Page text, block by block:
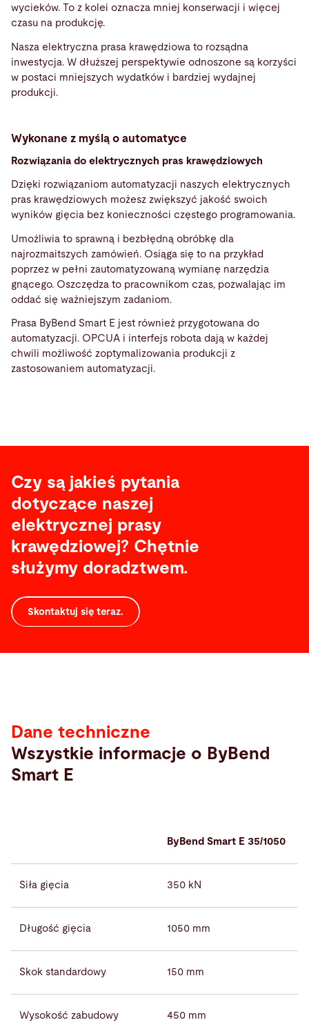
wycieków. To z kolei oznacza mniej konserwacji i więcej
czasu na produkcję.
Nasza elektryczna prasa krawędziowa to rozsądna
inwestycja. W dłuższej perspektywie odnoszone są korzyści
w postaci mniejszych wydatków i bardziej wydajnej
produkcji.
Wykonane z myślą o automatyce
Rozwiązania do elektrycznych pras krawędziowych
Dzięki rozwiązaniom automatyzacji naszych elektrycznych
pras krawędziowych możesz zwiększyć jakość swoich
wyników gięcia bez konieczności częstego programowania.
Umożliwia to sprawną i bezbłędną obróbkę dla
najrozmaitszych zamówień. Osiąga się to na przykład
poprzez w pełni zautomatyzowaną wymianę narzędzia
gnącego. Oszczędza to pracownikom czas, pozwalając im
oddać się ważniejszym zadaniom.
Prasa ByBend Smart E jest również przygotowana do
automatyzacji. OPCUA i interfejs robota dają w każdej
chwili możliwość zoptymalizowania produkcji z
zastosowaniem automatyzacji.
Czy są jakieś pytania
dotyczące naszej
elektrycznej prasy
krawędziowej? Chętnie
służymy doradztwem.
Skontaktuj się teraz.
Dane techniczne
Wszystkie informacje o ByBend
Smart E
ByBend Smart E 35/1050
Siła gięcia 350 kN
Długość gięcia 1050 mm
Skok standardowy 150 mm
Wysokość zabudowy 450 mm